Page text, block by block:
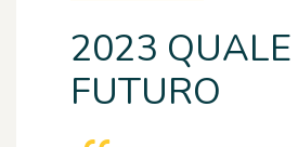
2023 QUALE
FUTURO